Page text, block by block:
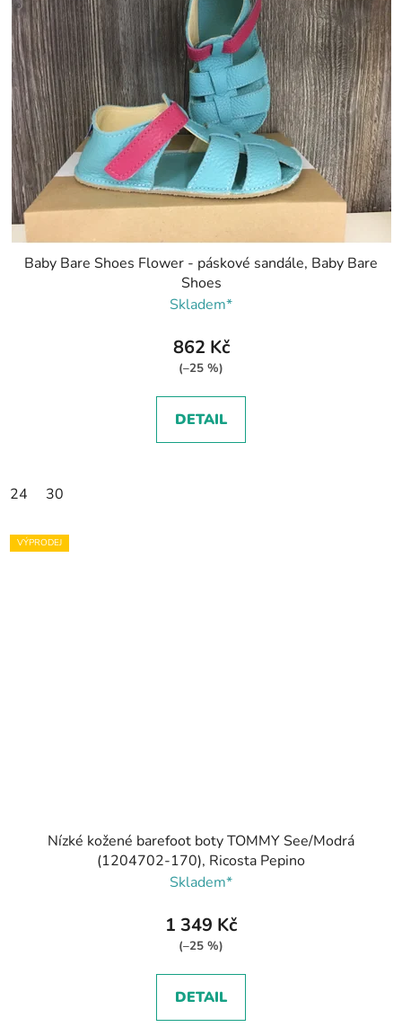
Baby Bare Shoes Flower - páskové sandále, Baby Bare
Shoes
Skladem*
862 Kč
(–25 %)
DETAIL
24 30
VÝPRODEJ
Nízké kožené barefoot boty TOMMY See/Modrá
(1204702-170), Ricosta Pepino
Skladem*
1 349 Kč
(–25 %)
DETAIL